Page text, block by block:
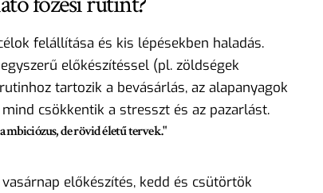
felállítása és kis lépésekben haladás.
előkészítéssel (pl. zöldségek
tartozik a bevásárlás, az alapanyagok
csökkentik a stresszt és az pazarlást.
de rövid életű tervek."
előkészítés, kedd és csütörtök